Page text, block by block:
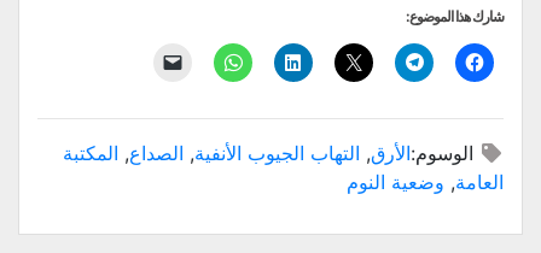
شارك هذا الموضوع:
انقر
للمشاركة
(فتح
نافذة
جديدة)
انقر
للمشاركة
(فتح
في
نافذة
جديدة)
النقر
للمشاركة
(فتح
نافذة
جديدة)
اضغط
لتشارك
(فتح
نافذة
جديدة)
انقر
للمشاركة
(فتح
نافذة
جديدة)
البريد
إلى
صديق
جديدة)
الوسوم:الأرق, التهاب الجيوب الأنفية, الصداع, المكتبة
العامة, وضعية النوم